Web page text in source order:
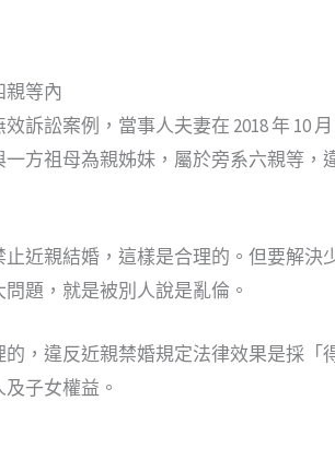
親等內
訴訟案例，當事人夫妻在 2018 年 10
方祖母為親姊妹，屬於旁系六親等，
近親結婚，這樣是合理的。但要解決
題，就是被別人說是亂倫。
，違反近親禁婚規定法律效果是採「
子女權益。